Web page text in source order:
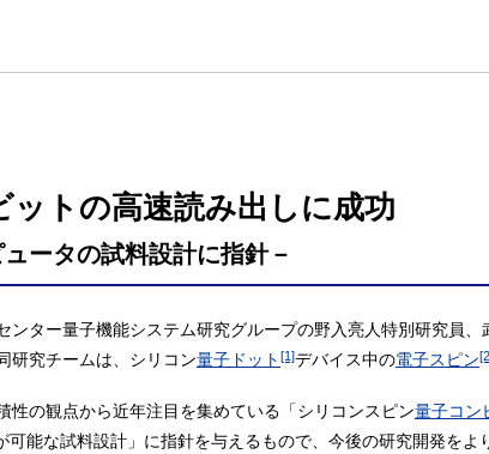
トの高速読み出しに成功
ータの試料設計に指針－
ンター量子機能システム研究グループの野入亮人特別研究員
研究チームは、シリコン量子ドット [1]デバイス中の電子スピン
性の観点から近年注目を集めている「シリコンスピン量子コン
可能な試料設計」に指針を与えるもので、今後の研究開発をよ